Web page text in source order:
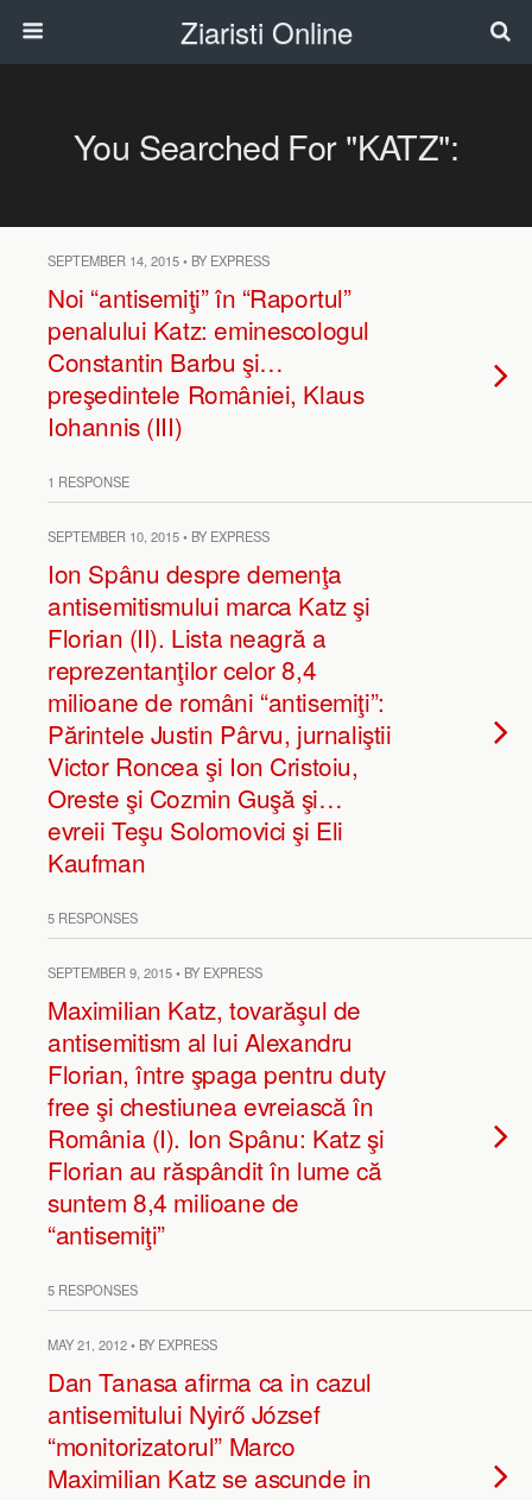
Ziaristi Online
You Searched For "KATZ":
SEPTEMBER 14, 2015 • BY EXPRESS
Noi “antisemiţi” în “Raportul”
penalului Katz: eminescologul
Constantin Barbu şi…
preşedintele României, Klaus
Iohannis (III)
1 RESPONSE
SEPTEMBER 10, 2015 • BY EXPRESS
Ion Spânu despre demenţa
antisemitismului marca Katz şi
Florian (II). Lista neagră a
reprezentanţilor celor 8,4
milioane de români “antisemiţi”:
Părintele Justin Pârvu, jurnaliştii
Victor Roncea şi Ion Cristoiu,
Oreste şi Cozmin Guşă şi…
evreii Teşu Solomovici şi Eli
Kaufman
5 RESPONSES
SEPTEMBER 9, 2015 • BY EXPRESS
Maximilian Katz, tovarăşul de
antisemitism al lui Alexandru
Florian, între şpaga pentru duty
free şi chestiunea evreiască în
România (I). Ion Spânu: Katz şi
Florian au răspândit în lume că
suntem 8,4 milioane de
“antisemiţi”
5 RESPONSES
MAY 21, 2012 • BY EXPRESS
Dan Tanasa afirma ca in cazul
antisemitului Nyirő József
“monitorizatorul” Marco
Maximilian Katz se ascunde in